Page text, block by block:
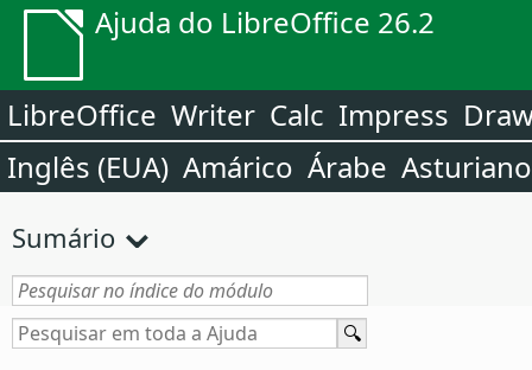
Ajuda do LibreOffice 26.2
LibreOffice Writer Calc Impress
Inglês (EUA) Amárico Árabe Asturiano
Sumário